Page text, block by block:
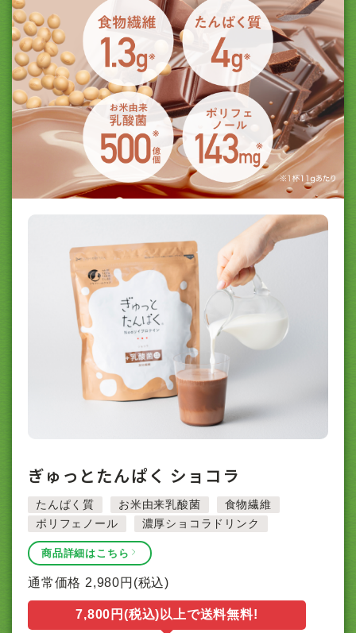
ぎゅっとたんぱく ショコラ
たんぱく質 お米由来乳酸菌
食物繊維
ポリフェノール
濃厚ショコラドリンク
商品詳細はこちら
通常価格 2,980円(税込)
7,800円(税込)以上で送料無料!